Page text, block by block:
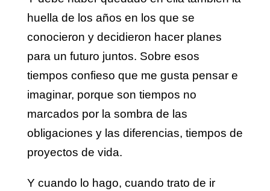
huella de los años en los que se
conocieron y decidieron hacer planes
para un futuro juntos. Sobre esos
tiempos confieso que me gusta pensar e
imaginar, porque son tiempos no
marcados por la sombra de las
obligaciones y las diferencias, tiempos de
proyectos de vida.
Y cuando lo hago, cuando trato de ir